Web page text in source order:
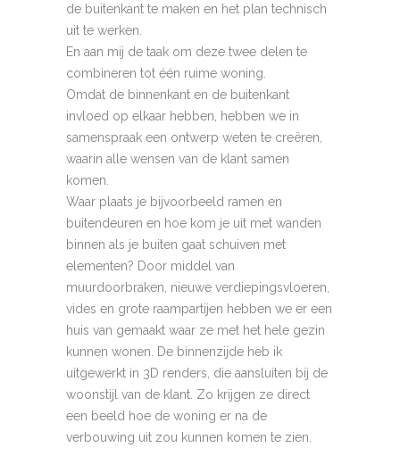
de buitenkant te maken en het plan technisch
uit te werken.
En aan mij de taak om deze twee delen te
combineren tot één ruime woning.
Omdat de binnenkant en de buitenkant
invloed op elkaar hebben, hebben we in
samenspraak een ontwerp weten te creëren,
waarin alle wensen van de klant samen
komen.
Waar plaats je bijvoorbeeld ramen en
buitendeuren en hoe kom je uit met wanden
binnen als je buiten gaat schuiven met
elementen? Door middel van
muurdoorbraken, nieuwe verdiepingsvloeren,
vides en grote raampartijen hebben we er een
huis van gemaakt waar ze met het hele gezin
kunnen wonen. De binnenzijde heb ik
uitgewerkt in 3D renders, die aansluiten bij de
woonstijl van de klant. Zo krijgen ze direct
een beeld hoe de woning er na de
verbouwing uit zou kunnen komen te zien.